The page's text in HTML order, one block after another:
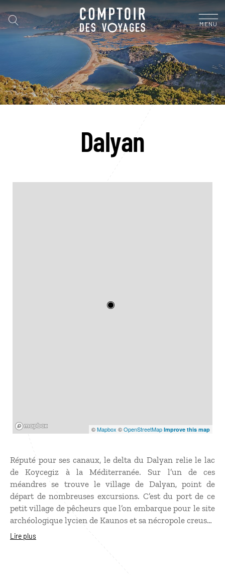
MENU
Dalyan
©Mapbox ©OpenStreetMap Improve this map
Réputé pour ses canaux, le delta du Dalyan relie le lac
de Koycegiz à la Méditerranée. Sur l’un de ces
méandres se trouve le village de Dalyan, point de
départ de nombreuses excursions. C’est du port de ce
petit village de pêcheurs que l’on embarque pour le site
archéologique lycien de Kaunos et sa nécropole creusée
dans la falaise. Entre oliviers centenaires et garrigue,
Lire plus